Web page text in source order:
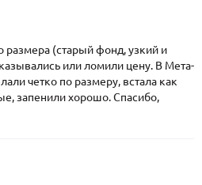
размера (старый фонд, узкий и
или ломили цену. В Мета-
четко по размеру, встала как
запенили хорошо. Спасибо,